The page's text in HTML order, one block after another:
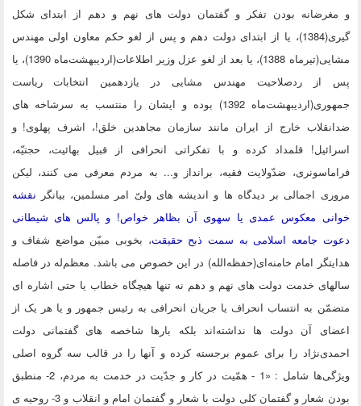
بودن تفکر و گفتمان دولت های نهم و دهم از ابتدای شکل
گیری(1384)، یا از ابتدای دولت دهم و پس از لغو حکم معاون اولی مهندس
مشایی(تیرماه 1388)، یا بعد از لغو عزل وزیر اطلاعات(اردیبهشت‌ماه 1390)، یا
ردصلاحیت مهندس مشایی در یازدهمین انتخابات ریاست
جمهوری(اردیبهشت‌ماه 1392) بوده و ایشان را منتسب به سرشاخه های
خارج از ایران مانند سازمان مجاهدین خلق!، اشرف پهلوی! و
قلمداد کرده و با تفکراتی انحرافی از قبیل بهائیت، حجتیّه،
ضدّولایت فقیه، برانداز و... به مردم معرفی می کنند، لیکن
اجمالی بر دیدگاه ها و اندیشه های ولیّ امر مسلمین، بیانگرنقشه
معکوس عمدی یا سهوی آن بظاهر خواص! و پالس های شیطانی
جامعه اسلامی به سمت ذبح حقیقت، بخوبی مبیّن مواضع شفاف و
امام خامنه‌ای(حفظه‌الله) در این خصوص می باشد. معظم‌له در فاصله
خدمت دولت های نهم و دهم نه تنها هیچگاه خطاب یا حتی اشاره ای
به انتساب انحراف یا جریان انحرافی به رئیس جمهور و یا هر یک از
آن دولت ها نداشته‌اند بلکه بارها شاخصه های گفتمانی دولت
را برای عموم برجسته کرده و آنها را در قالب سه گروه اصلی
ویژگی‌ها شامل : «1 - همّيت در کار و جدّيت در خدمت به مردم، 2- منطبق
بودن شعار و گفتمان كلى دولت با شعار و گفتمان امام و انقلاب و 3- روحيه ى